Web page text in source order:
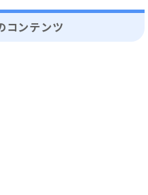
コンテンツ